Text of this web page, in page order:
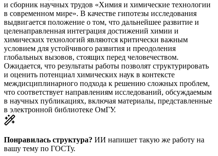
и сборник научных трудов «Химия и химические технологии
в современном мире». В качестве гипотезы исследования
выдвигается положение о том, что дальнейшее развитие и
целенаправленная интеграция достижений химии и
химических технологий являются критически важным
условием для устойчивого развития и преодоления
глобальных вызовов, стоящих перед человечеством.
Ожидается, что результаты работы позволят структурировать
и оценить потенциал химических наук в контексте
междисциплинарного подхода к решению сложных проблем,
что соответствует направлениям исследований, обсуждаемым
в научных публикациях, включая материалы, представленные
в электронной библиотеке ОмГУ.
Понравилась структура? ИИ напишет такую же работу на
вашу тему по ГОСТу.